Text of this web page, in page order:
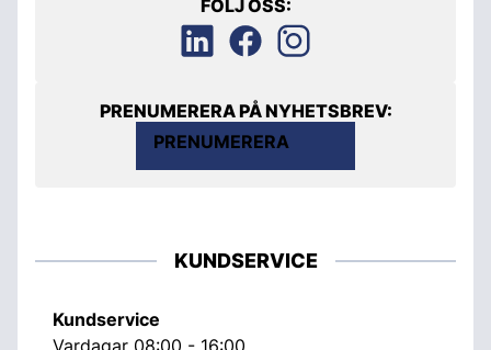
FÖLJ OSS:
PRENUMERERA PÅ NYHETSBREV:
PRENUMERERA
KUNDSERVICE
Kundservice
Vardagar 08:00 - 16:00